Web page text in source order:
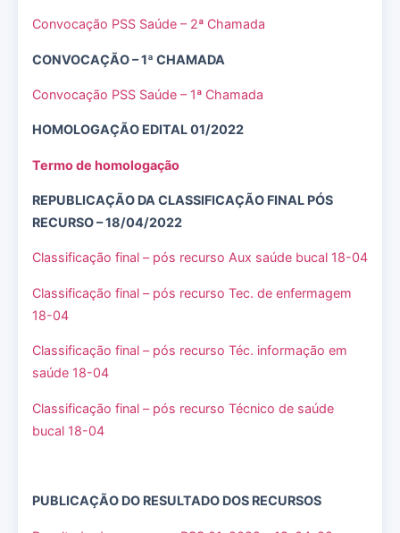
Convocação PSS Saúde – 2ª Chamada
CONVOCAÇÃO – 1ª CHAMADA
Convocação PSS Saúde – 1ª Chamada
HOMOLOGAÇÃO EDITAL 01/2022
Termo de homologação
REPUBLICAÇÃO DA CLASSIFICAÇÃO FINAL PÓS
RECURSO – 18/04/2022
Classificação final – pós recurso Aux saúde bucal 18-04
Classificação final – pós recurso Tec. de enfermagem
18-04
Classificação final – pós recurso Téc. informação em
saúde 18-04
Classificação final – pós recurso Técnico de saúde
bucal 18-04
PUBLICAÇÃO DO RESULTADO DOS RECURSOS